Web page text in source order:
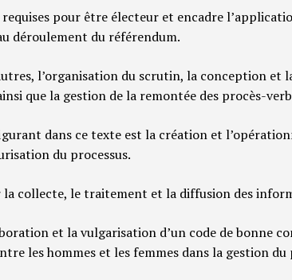
pour être électeur et encadre
déroulement du référendum.
l’organisation du scrutin, la conception et
que la gestion de la remontée des procès-
dans ce texte est la création et
du processus.
la collecte, le traitement et la diffusion des
et la vulgarisation d’un code de bonne
les hommes et les femmes dans la gestion du